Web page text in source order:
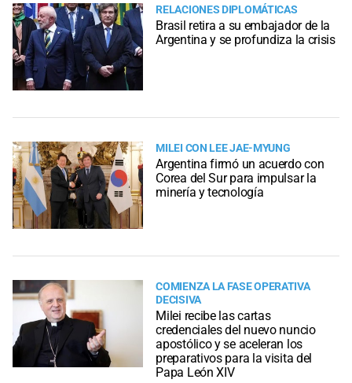
RELACIONES DIPLOMÁTICAS
Brasil retira a su embajador de la
Argentina y se profundiza la crisis
MILEI CON LEE JAE-MYUNG
Argentina firmó un acuerdo con
Corea del Sur para impulsar la
minería y tecnología
COMIENZA LA FASE OPERATIVA
DECISIVA
Milei recibe las cartas
credenciales del nuevo nuncio
apostólico y se aceleran los
preparativos para la visita del
Papa León XIV